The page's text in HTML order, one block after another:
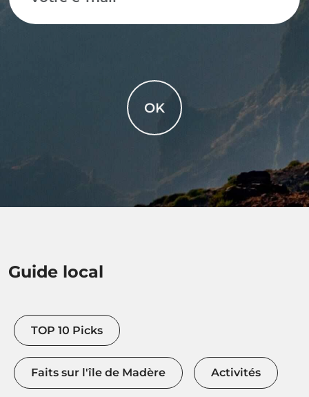
OK
Guide local
TOP 10 Picks
Faits sur l'île de Madère Activités